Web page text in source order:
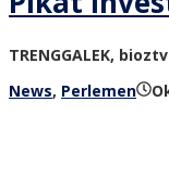
TRENGGALEK,
News, Perlemen